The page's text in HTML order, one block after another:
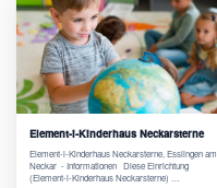
Element-i-Kinderhaus Neckarsterne
Element-i-Kinderhaus Neckarsterne, Esslingen am
Neckar - Informationen Diese Einrichtung
(Element-i-Kinderhaus Neckarsterne) …